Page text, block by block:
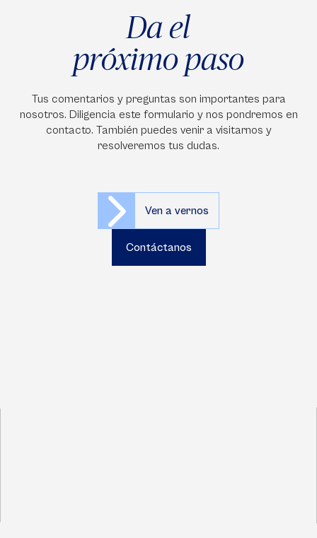
Da el
próximo paso
Tus comentarios y preguntas son importantes para
nosotros. Diligencia este formulario y nos pondremos en
contacto. También puedes venir a visitarnos y
resolveremos tus dudas.
Ven a vernos
Contáctanos